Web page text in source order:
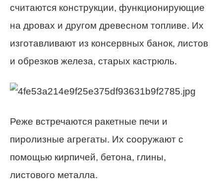
считаются конструкции, функционирующие
на дровах и другом древесном топливе. Их
изготавливают из консервных банок, листов
и обрезков железа, старых кастрюль.
Реже встречаются ракетные печи и
пиролизные агрегаты. Их сооружают с
помощью кирпичей, бетона, глины,
листового металла.